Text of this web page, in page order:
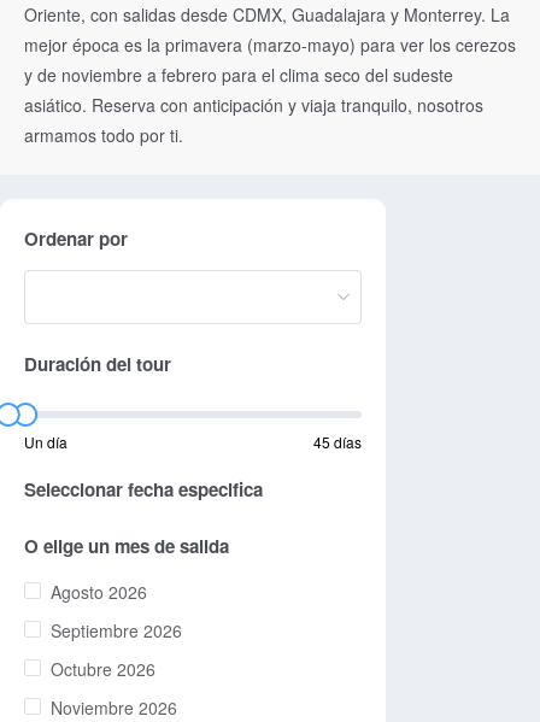
Oriente, con salidas desde CDMX, Guadalajara y Monterrey. La
mejor época es la primavera (marzo-mayo) para ver los cerezos
y de noviembre a febrero para el clima seco del sudeste
asiático. Reserva con anticipación y viaja tranquilo, nosotros
armamos todo por ti.
Ordenar por
Duración del tour
Un día 45 días
Seleccionar fecha especifica
O elige un mes de salida
Agosto 2026
Septiembre 2026
Octubre 2026
Noviembre 2026